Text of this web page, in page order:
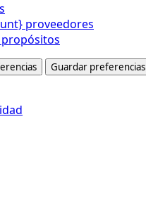
proveedores
propósitos
Guardar preferencias